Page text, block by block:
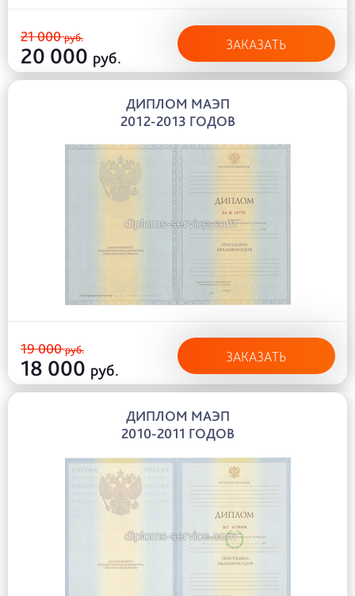
21 000руб.
20 000 руб.
ЗАКАЗАТЬ
ДИПЛОМ МАЭП
2012-2013 ГОДОВ
19 000руб.
18 000 руб.
ЗАКАЗАТЬ
ДИПЛОМ МАЭП
2010-2011 ГОДОВ